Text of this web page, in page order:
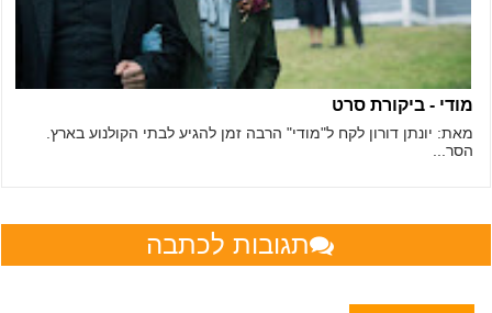
מודי - ביקורת סרט
מאת: יונתן דורון לקח ל"מודי" הרבה זמן להגיע לבתי הקולנוע בארץ.
הסר...
תגובות לכתבה